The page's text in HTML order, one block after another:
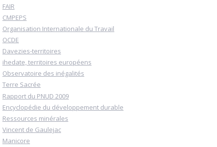
FAIR
CMPEPS
Organisation Internationale du Travail
OCDE
Davezies-territoires
ihedate, territoires européens
Observatoire des inégalités
Terre Sacrée
Rapport du PNUD 2009
Encyclopédie du développement durable
Ressources minérales
Vincent de Gaulejac
Manicore